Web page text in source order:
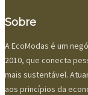
Sobre
A EcoModas é um
2010, que conecta
mais sustentável.
aos princípios da